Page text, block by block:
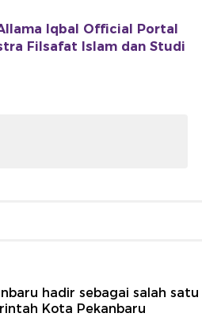
Iqbal Official Portal
Filsafat Islam dan Studi
hadir sebagai salah satu
Kota Pekanbaru